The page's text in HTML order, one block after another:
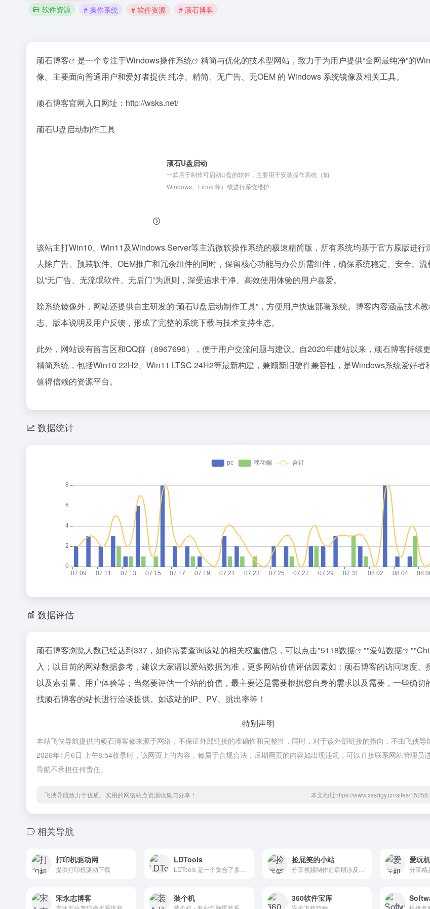
软件资源 # 操作系统 # 软件资源 # 顽石博客
顽石博客 是一个专注于Windows操作系统
精简与优化的技术型网站，致力于为用户提供“全网最纯净”的
像。主要面向普通用户和爱好者提供 纯净、精简、无广告、无OEM 的 Windows 系统镜像及相关工具。
顽石博客官网入口网址：http://wsks.net/
顽石U盘启动制作工具
顽石U盘启动
一款用于制作可启动U盘的软件，主要用于安装操作系统（如
Windows、Linux 等）或进行系统维护
该站主打Win10、Win11及Windows Server等主流微软操作系统的极速精简版，所有系统均基于官方原版进行
去除广告、预装软件、OEM推广和冗余组件的同时，保留核心功能与办公所需组件，确保系统稳定、安全、
以“无广告、无流氓软件、无后门”为原则，深受追求干净、高效使用体验的用户喜爱。
除系统镜像外，网站还提供自主研发的“顽石U盘启动制作工具”，方便用户快速部署系统。博客内容涵盖技术
志、版本说明及用户反馈，形成了完整的系统下载与技术支持生态。
此外，网站设有留言区和QQ群（8967696），便于用户交流问题与建议。自2020年建站以来，顽石博客持续
精简系统，包括Win10 22H2、Win11 LTSC 24H2等最新构建，兼顾新旧硬件兼容性，是Windows系统爱好者
值得信赖的资源平台。
数据统计
数据评估
顽石博客浏览人数已经达到337，如你需要查询该站的相关权重信息，可以点击"5118数据 ""爱站数据 ""
入；以目前的网站数据参考，建议大家请以爱站数据为准，更多网站价值评估因素如：顽石博客的访问速度、
以及索引量、用户体验等；当然要评估一个站的价值，最主要还是需要根据您自身的需求以及需要，一些确切
找顽石博客的站长进行洽谈提供。如该站的IP、PV、跳出率等！
特别声明
本站飞侠导航提供的顽石博客都来源于网络，不保证外部链接的准确性和完整性，同时，对于该外部链接的指向，不由飞侠导
2026年1月6日 上午8:54收录时，该网页上的内容，都属于合规合法，后期网页的内容如出现违规，可以直接联系网站管理员
导航不承担任何责任。
飞侠导航致力于优质、实用的网络站点资源收集与分享！ 本文地址https://www.xssdgy.cn/sites/
相关导航
打印机驱动网
提供打印机驱动下载
LDTools 捡屁笑的小站 爱玩
宋永志博客 装个机 360软件宝库